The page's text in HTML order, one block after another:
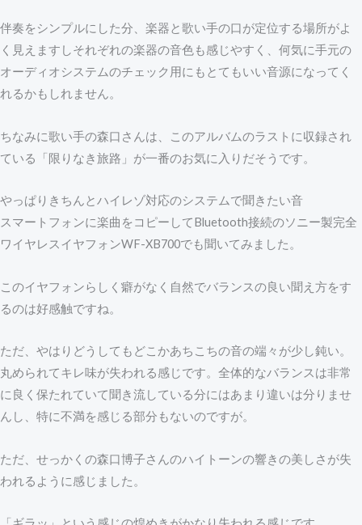
伴奏をシンプルにした分、楽器と歌い手の口が定位する場所がよ
く見えますしそれぞれの楽器の音色も感じやすく、何気に手元の
オーディオシステムのチェック用にもとてもいい音源になってく
れるかもしれません。
ちなみに歌い手の森口さんは、このアルバムのラストに収録され
ている「限りなき旅路」が一番のお気に入りだそうです。
やっぱりきちんとハイレゾ対応のシステムで聞きたい音
スマートフォンに楽曲をコピーしてBluetooth接続のソニー製完全
ワイヤレスイヤフォンWF-XB700でも聞いてみました。
このイヤフォンらしく癖がなく自然でバランスの良い聞え方をす
るのは好感触ですね。
ただ、やはりどうしてもどこかあちこちの音の端々が少し鈍い。
丸められてキレ味が失われる感じです。全体的なバランスは非常
に良く保たれていて聞き流している分にはあまり違いは分りませ
んし、特に不満を感じる部分もないのですが。
ただ、せっかくの森口博子さんのハイトーンの響きの美しさが失
われるように感じました。